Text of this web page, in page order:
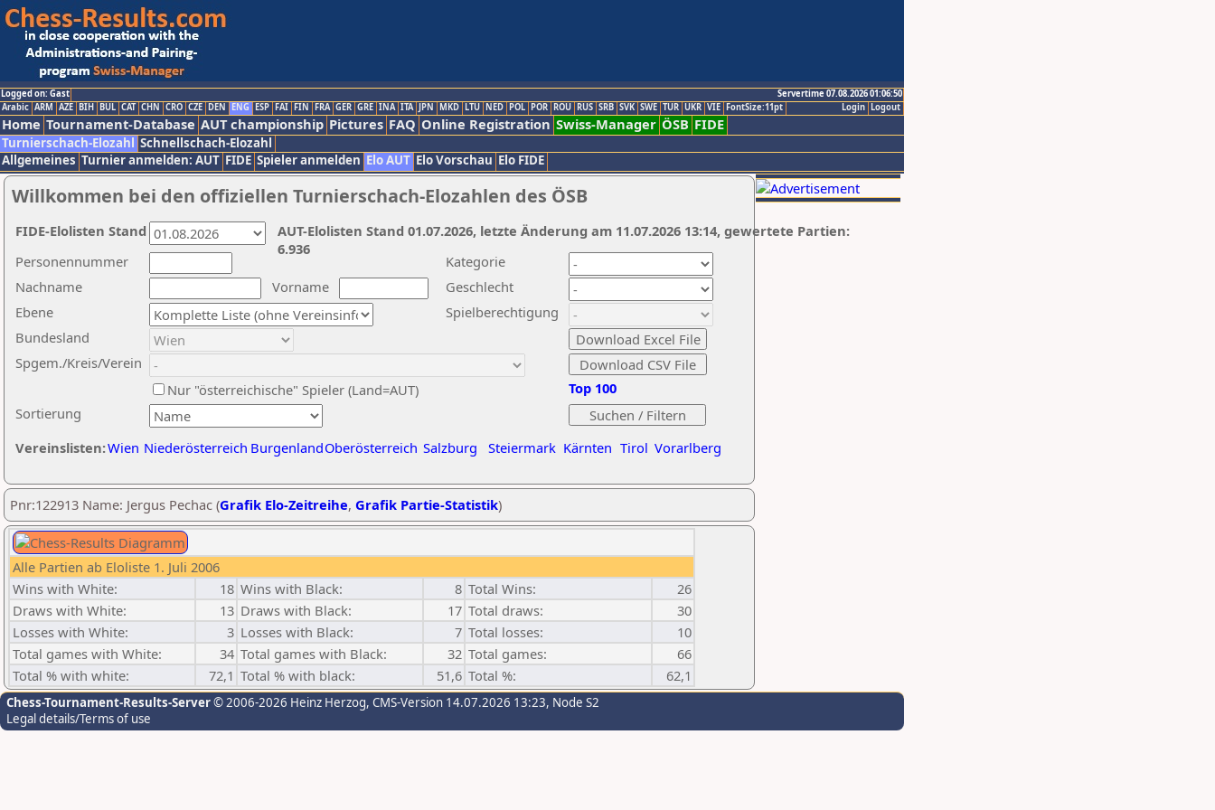
Logged on: Gast
Servertime 07.08.2026 01:06:50
Logout
Login
Arabic ARM AZE BIH BUL CAT CHN CRO CZE DEN ENG ESP FAI FIN FRA GER GRE INA ITA JPN MKD LTU NED POL POR ROU RUS SRB SVK SWE TUR UKR VIE FontSize:11pt
Home Tournament-Database AUT championship Pictures FAQ Online Registration Swiss-Manager ÖSB FIDE
Turnierschach-Elozahl Schnellschach-Elozahl
Allgemeines Turnier anmelden: AUT FIDE Spieler anmelden Elo AUT Elo Vorschau Elo FIDE
Willkommen bei den offiziellen Turnierschach-Elozahlen des ÖSB
Nachname
Vorname
Ebene
Kategorie
Sortierung
Personennummer
Bundesland
Spgem./Kreis/Verein
Geschlecht
Nur "österreichische" Spieler (Land=AUT)
Spielberechtigung
Vereinslisten:Wien Niederösterreich BurgenlandOberösterreich Salzburg Steiermark Kärnten Tirol Vorarlberg
Top 100
AUT-Elolisten Stand 01.07.2026, letzte Änderung am 11.07.2026 13:14, gewertete Partien:
6.936
FIDE-Elolisten Stand
Pnr:122913 Name: Jergus Pechac (Grafik Elo-Zeitreihe, Grafik Partie-Statistik)
Alle Partien ab Eloliste 1. Juli 2006
Wins with White:
18 Wins with Black: 8 Total Wins:
26
Draws with White:
13 Draws with Black: 17 Total draws:
30
Losses with White:
3 Losses with Black: 7 Total losses:
10
Total games with White:
34 Total games with Black: 32 Total games:
66
Total % with white:
72,1 Total % with black: 51,6 Total %: 62,1
Chess-Tournament-Results-Server© 2006-2026 Heinz Herzog, CMS-Version 14.07.2026 13:23, Node S2
Legal details/Terms of use